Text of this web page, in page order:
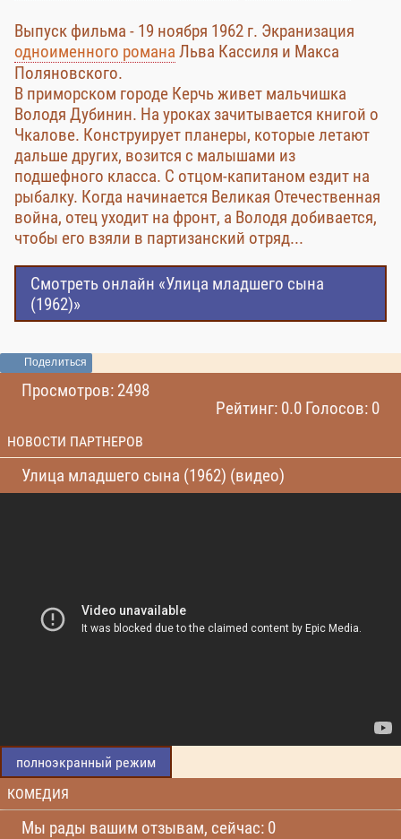
Выпуск фильма - 19 ноября 1962 г. Экранизация
одноименного романа Льва Кассиля и Макса
Поляновского.
В приморском городе Керчь живет мальчишка
Володя Дубинин. На уроках зачитывается книгой о
Чкалове. Конструирует планеры, которые летают
дальше других, возится с малышами из
подшефного класса. С отцом-капитаном ездит на
рыбалку. Когда начинается Великая Отечественная
война, отец уходит на фронт, а Володя добивается,
чтобы его взяли в партизанский отряд...
Смотреть онлайн «Улица младшего сына
(1962)»
Поделиться
Просмотров: 2498
Рейтинг: 0.0 Голосов: 0
НОВОСТИ ПАРТНЕРОВ
Улица младшего сына (1962) (видео)
полноэкранный режим
КОМЕДИЯ
Мы рады вашим отзывам, сейчас: 0